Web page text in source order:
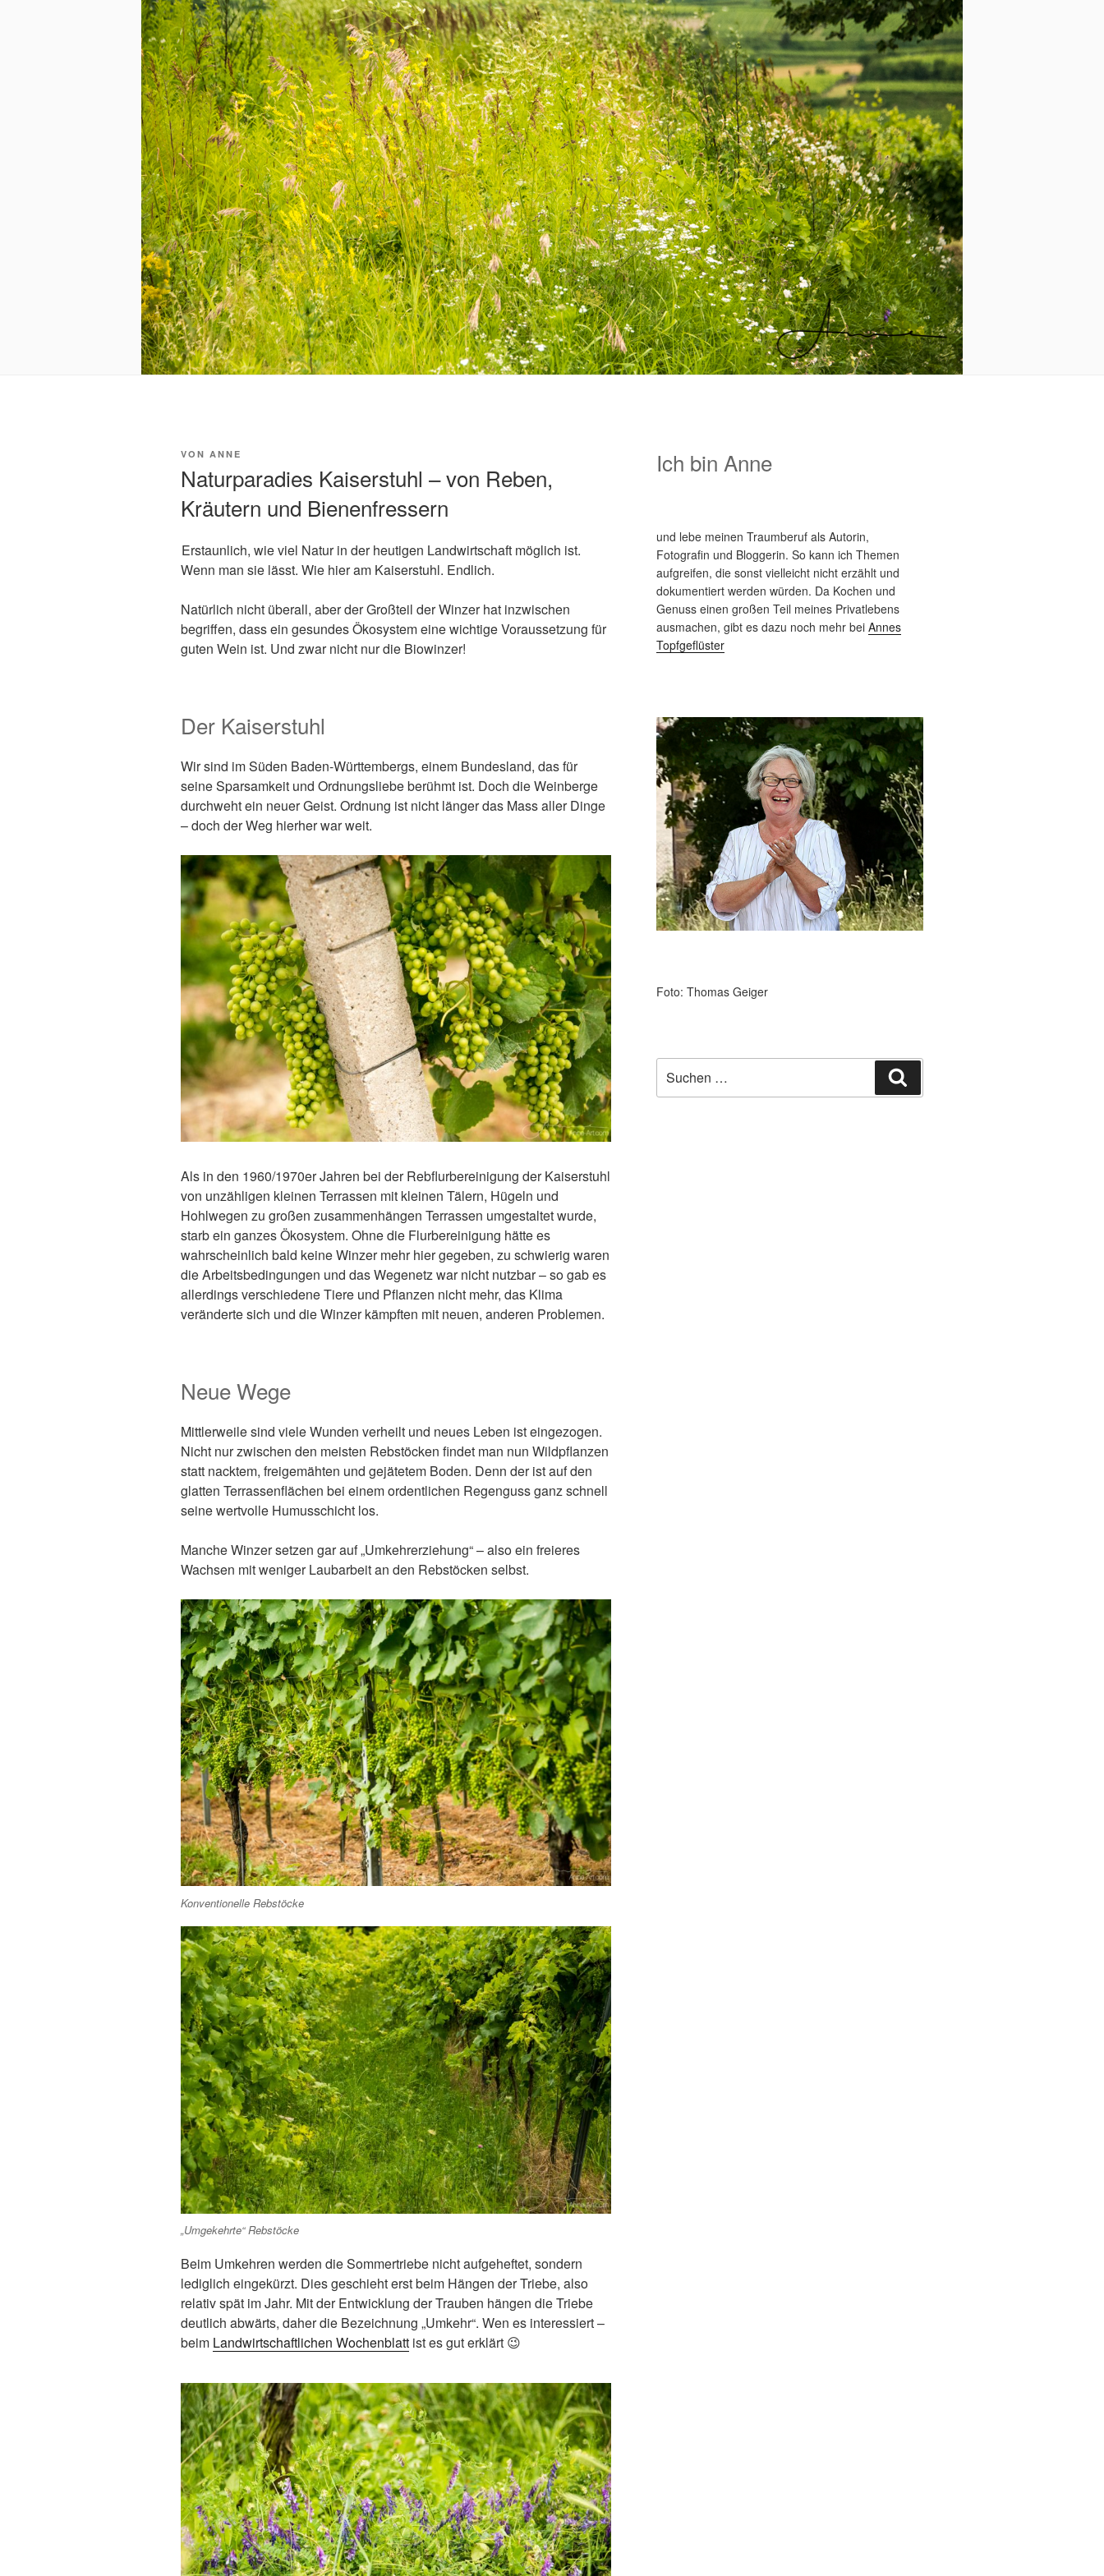
VERÖFFENTLICHT
VON ANNE
Naturparadies Kaiserstuhl – von Reben,
Kräutern und Bienenfressern
Erstaunlich, wie viel Natur in der heutigen Landwirtschaft möglich ist.
Wenn man sie lässt. Wie hier am Kaiserstuhl. Endlich.
Natürlich nicht überall, aber der Großteil der Winzer hat inzwischen
begriffen, dass ein gesundes Ökosystem eine wichtige Voraussetzung für
guten Wein ist. Und zwar nicht nur die Biowinzer!
Der Kaiserstuhl
Wir sind im Süden Baden-Württembergs, einem Bundesland, das für
seine Sparsamkeit und Ordnungsliebe berühmt ist. Doch die Weinberge
durchweht ein neuer Geist. Ordnung ist nicht länger das Mass aller Dinge
– doch der Weg hierher war weit.
Als in den 1960/1970er Jahren bei der Rebflurbereinigung der Kaiserstuhl
von unzähligen kleinen Terrassen mit kleinen Tälern, Hügeln und
Hohlwegen zu großen zusammenhängen Terrassen umgestaltet wurde,
starb ein ganzes Ökosystem. Ohne die Flurbereinigung hätte es
wahrscheinlich bald keine Winzer mehr hier gegeben, zu schwierig waren
die Arbeitsbedingungen und das Wegenetz war nicht nutzbar – so gab es
allerdings verschiedene Tiere und Pflanzen nicht mehr, das Klima
veränderte sich und die Winzer kämpften mit neuen, anderen Problemen.
Neue Wege
Mittlerweile sind viele Wunden verheilt und neues Leben ist eingezogen.
Nicht nur zwischen den meisten Rebstöcken findet man nun Wildpflanzen
statt nacktem, freigemähten und gejätetem Boden. Denn der ist auf den
glatten Terrassenflächen bei einem ordentlichen Regenguss ganz schnell
seine wertvolle Humusschicht los.
Manche Winzer setzen gar auf „Umkehrerziehung“ – also ein freieres
Wachsen mit weniger Laubarbeit an den Rebstöcken selbst.
Konventionelle Rebstöcke
„Umgekehrte“ Rebstöcke
Beim Umkehren werden die Sommertriebe nicht aufgeheftet, sondern
lediglich eingekürzt. Dies geschieht erst beim Hängen der Triebe, also
relativ spät im Jahr. Mit der Entwicklung der Trauben hängen die Triebe
deutlich abwärts, daher die Bezeichnung „Umkehr“. Wen es interessiert –
beim Landwirtschaftlichen Wochenblatt ist es gut erklärt 😉
Ich bin Anne
und lebe meinen Traumberuf als Autorin,
Fotografin und Bloggerin. So kann ich Themen
aufgreifen, die sonst vielleicht nicht erzählt und
dokumentiert werden würden. Da Kochen und
Genuss einen großen Teil meines Privatlebens
ausmachen, gibt es dazu noch mehr bei Annes
Topfgeflüster
Foto: Thomas Geiger
nach: